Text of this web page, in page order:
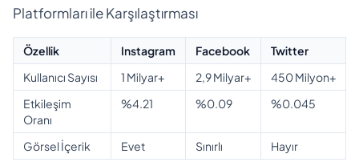
Platformları ile Karşılaştırması
Özellik Instagram Facebook
Twitter
Kullanıcı Sayısı
1 Milyar+ 2,9 Milyar+
450 Milyon+
Etkileşim
Oranı
%4.21 %0.09 %0.045
Görsel İçerik Evet Sınırlı Hayır